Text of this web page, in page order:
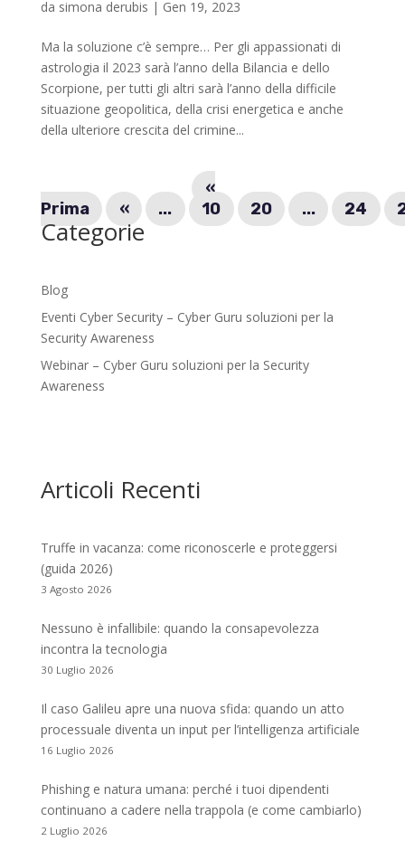
da simona derubis | Gen 19, 2023
Ma la soluzione c’è sempre… Per gli appassionati di
astrologia il 2023 sarà l’anno della Bilancia e dello
Scorpione, per tutti gli altri sarà l’anno della difficile
situazione geopolitica, della crisi energetica e anche
della ulteriore crescita del crimine...
«
Prima
« ... 10 20 ... 24
Categorie
Blog
Eventi Cyber Security – Cyber Guru soluzioni per la
Security Awareness
Webinar – Cyber Guru soluzioni per la Security
Awareness
Articoli Recenti
Truffe in vacanza: come riconoscerle e proteggersi
(guida 2026)
3 Agosto 2026
Nessuno è infallibile: quando la consapevolezza
incontra la tecnologia
30 Luglio 2026
Il caso Galileu apre una nuova sfida: quando un atto
processuale diventa un input per l’intelligenza artificiale
16 Luglio 2026
Phishing e natura umana: perché i tuoi dipendenti
continuano a cadere nella trappola (e come cambiarlo)
2 Luglio 2026